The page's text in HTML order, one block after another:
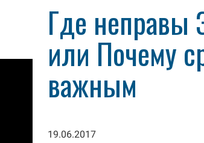
Где неправы
или Почему
важным
19.06.2017